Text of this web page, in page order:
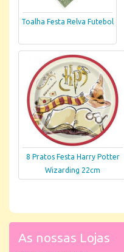
Toalha Festa Relva Futebol
8 Pratos Festa Harry Potter
Wizarding 22cm
As nossas Lojas